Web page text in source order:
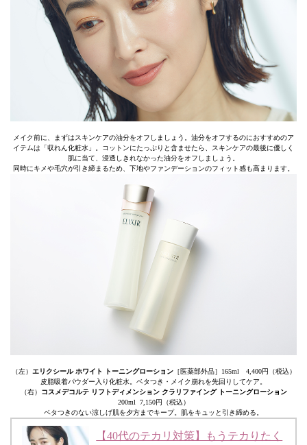
メイク前に、まずはスキンケアの油分をオフしましょう。油分をオフするのにおすすめのア
イテムは「収れん化粧水」。コットンにたっぷりと含ませたら、スキンケアの最後に優しく
肌に当て、浸透しきれなかった油分をオフしましょう。
同時にキメや毛穴が引き締まるため、下地やファンデーションのフィット感も高まります。
（左） エリクシール ホワイト トーニングローション［医薬部外品］165ml 4,400円（税込）
皮脂吸着パウダー入り化粧水。ベタつき・メイク崩れを先回りしてケア。
（右）
コスメデコルテ リフトディメンション クラリファイング トーニングローション
200ml 7,150円（税込）
ベタつきのない涼しげ肌を夕方までキープ。肌をキュッと引き締める。
【40代のテカリ対策】もうテカりたく